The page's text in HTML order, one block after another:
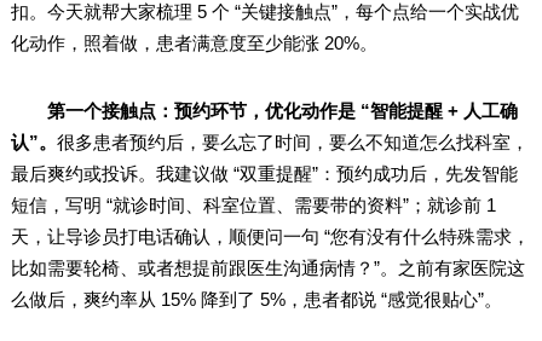
扣。今天就帮大家梳理 5 个 “关键接触点”，每个点给一个实战优
化动作，照着做，患者满意度至少能涨 20%。
第一个接触点：预约环节，优化动作是 “智能提醒 + 人工确
认”。 很多患者预约后，要么忘了时间，要么不知道怎么找科室，
最后爽约或投诉。我建议做 “双重提醒”：预约成功后，先发智能
短信，写明 “就诊时间、科室位置、需要带的资料”；就诊前 1
天，让导诊员打电话确认，顺便问一句 “您有没有什么特殊需求，
比如需要轮椅、或者想提前跟医生沟通病情？”。之前有家医院这
么做后，爽约率从 15% 降到了 5%，患者都说 “感觉很贴心”。